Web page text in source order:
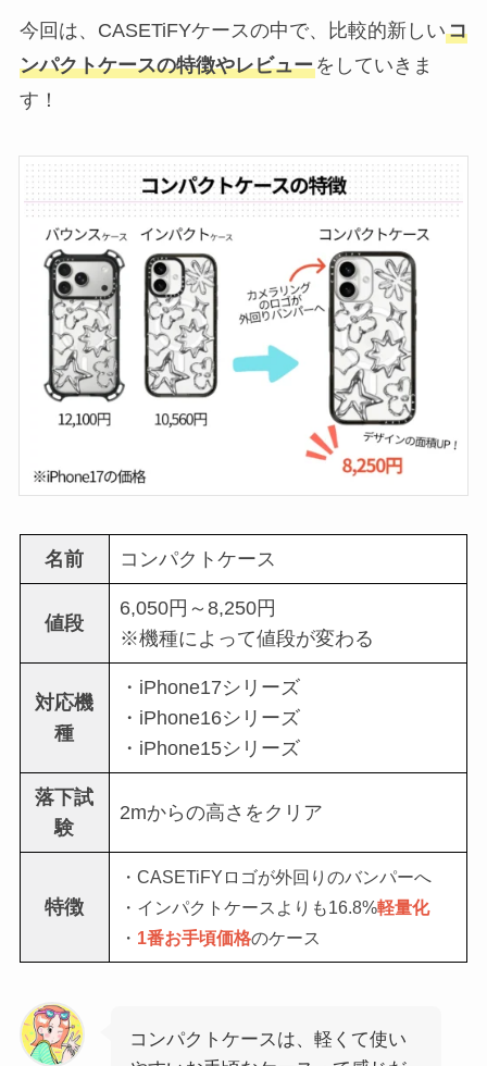
今回は、CASETiFYケースの中で、比較的新しいコ
ンパクトケースの特徴やレビューをしていきま
す！
名前 コンパクトケース
値段
6,050円～8,250円
※機種によって値段が変わる
対応機
種
・iPhone17シリーズ
・iPhone16シリーズ
・iPhone15シリーズ
落下試
験
2mからの高さをクリア
特徴
・CASETiFYロゴが外回りのバンパーへ
・インパクトケースよりも16.8%軽量化
・ 1番お手頃価格のケース
コンパクトケースは、軽くて使い